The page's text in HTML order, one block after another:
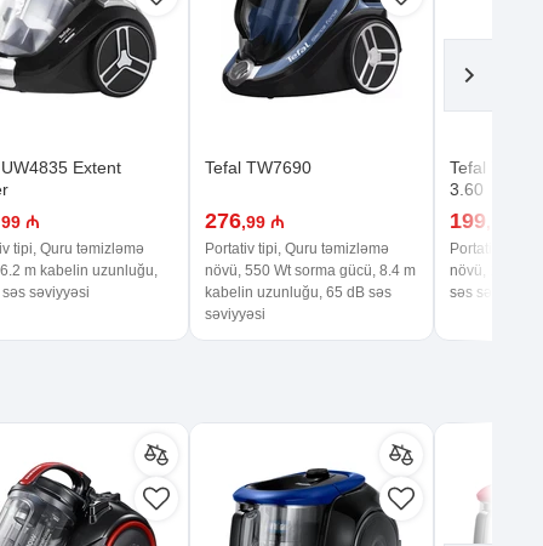
Extent
₼
tipi, Quru təmizləmə
m kabelin uzunluğu,
səviyyəsi
Tefal TW7690
276,99 ₼
Portativ tipi, Quru təmizləmə
növü, 550 Wt sorma gücü, 8.4 m
kabelin uzunluğu, 65 dB səs
səviyyəsi
Tefal
3.60
199,00 ₼
Portativ tipi,
növü, 100 Wt
səs səviyyəsi